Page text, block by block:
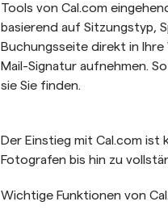
Tools von Cal.com
basierend auf Sitzungstyp,
Buchungsseite direkt in
Mail-Signatur aufnehmen.
sie Sie finden.
Der Einstieg mit Cal.com ist
Fotografen bis hin zu
Wichtige Funktionen von